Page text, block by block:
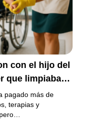
con el hijo del
que limpiaba
que nadie
pagado más de
terapias y